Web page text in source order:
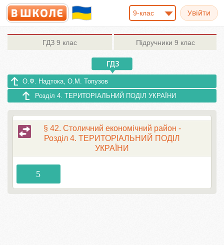
9-клас
ГДЗ 9 клас Підручники 9 клас
О.Ф. Надтока, О.М. Топузов
Розділ 4. ТЕРИТОРІАЛЬНИЙ ПОДІЛ УКРАЇНИ
§ 42. Столичний економічний район -
Розділ 4. ТЕРИТОРІАЛЬНИЙ ПОДІЛ
УКРАЇНИ
5